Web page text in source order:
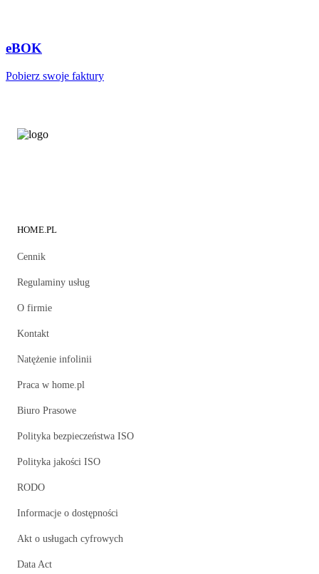
eBOK
Pobierz swoje faktury
HOME.PL
Cennik
Regulaminy usług
O firmie
Kontakt
Natężenie infolinii
Praca w home.pl
Biuro Prasowe
Polityka bezpieczeństwa ISO
Polityka jakości ISO
RODO
Informacje o dostępności
Akt o usługach cyfrowych
Data Act